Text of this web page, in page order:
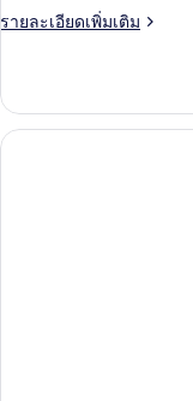
รายละเอียดเพิ่มเติม
ราย
เกี่ยว
กับ
ห้อง